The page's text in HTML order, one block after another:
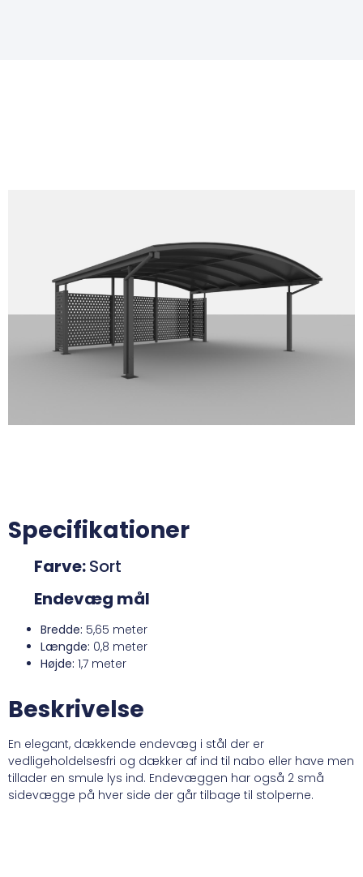
Specifikationer
Farve:Sort
Endevæg mål
Bredde: 5,65 meter
Længde: 0,8 meter
Højde: 1,7 meter
Beskrivelse
En elegant, dækkende endevæg i stål der er
vedligeholdelsesfri og dækker af ind til nabo eller have men
tillader en smule lys ind. Endevæggen har også 2 små
sidevægge på hver side der går tilbage til stolperne.